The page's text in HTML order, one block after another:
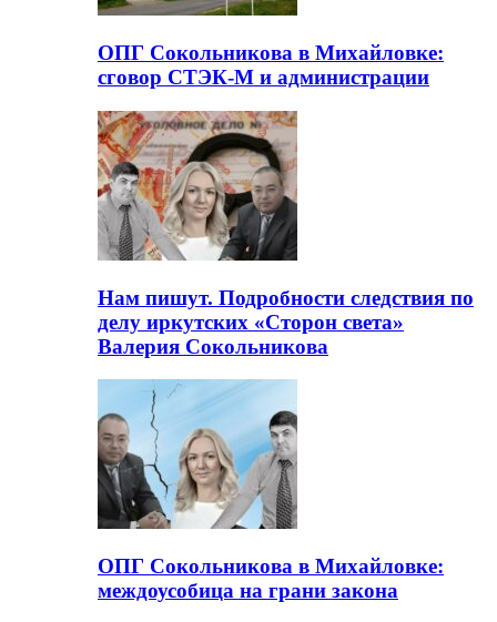
ОПГ Сокольникова в Михайловке:
сговор СТЭК-М и администрации
Нам пишут. Подробности следствия по
делу иркутских «Сторон света»
Валерия Сокольникова
ОПГ Сокольникова в Михайловке:
междоусобица на грани закона